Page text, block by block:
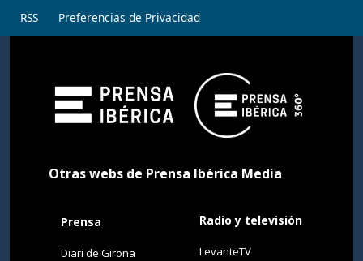
RSS Preferencias de Privacidad
Otras webs de Prensa Ibérica Media
Prensa
Diari de Girona
Radio y televisión
LevanteTV